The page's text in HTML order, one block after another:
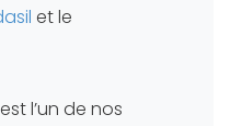
et le
l’un de nos